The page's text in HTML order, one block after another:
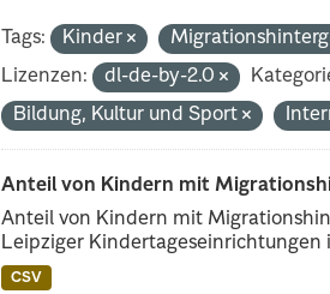
Tags: Kinder
Lizenzen:
dl-de-by-2.0
Bildung, Kultur und Sport
Anteil von Kindern mit
Anteil von Kindern mit
Leipziger Kindertageseinrichtungen
CSV